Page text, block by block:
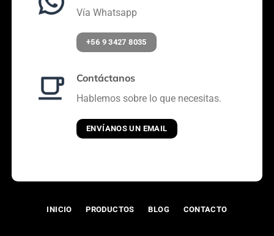
Vía Whatsapp
+56 9 3427 8035
Contáctanos
Hablemos sobre lo que necesitas.
ENVÍANOS UN EMAIL
INICIO PRODUCTOS BLOG CONTACTO